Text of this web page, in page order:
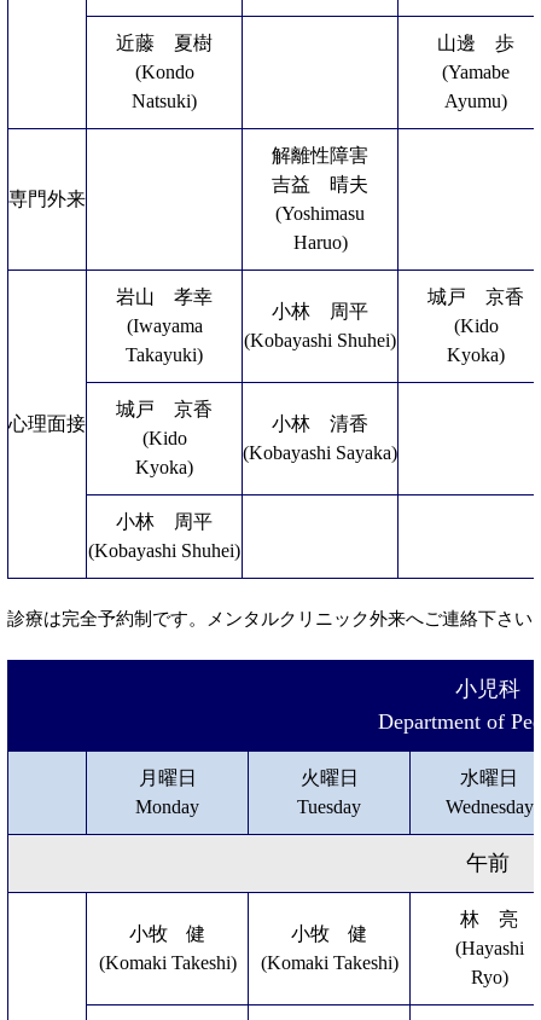
近藤 夏樹
(Kondo
Natsuki)
山邊 歩
(Yamabe
Ayumu)
専門外来
解離性障害
吉益 晴夫
(Yoshimasu
Haruo)
心理面接
岩山 孝幸
(Iwayama
Takayuki)
小林 周平
(Kobayashi Shuhei)
城戸 京香
(Kido
Kyoka)
城戸 京香
(Kido
Kyoka)
小林 清香
(Kobayashi Sayaka)
小林 周平
(Kobayashi Shuhei)
診療は完全予約制です。メンタルクリニック外来へご連絡下さい
小児科
Department of
月曜日
Monday
火曜日
Tuesday
水曜日
Wednesday
午前
小牧 健
(Komaki Takeshi)
小牧 健
(Komaki Takeshi)
林 亮
(Hayashi
Ryo)